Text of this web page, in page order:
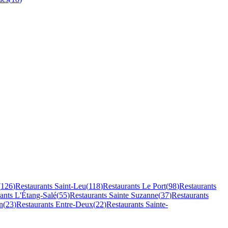
126)Restaurants Saint-Leu(118)Restaurants Le Port(98)Restaurants
L'Étang-Salé(55)Restaurants Sainte Suzanne(37)Restaurants
(23)Restaurants Entre-Deux(22)Restaurants Sainte-